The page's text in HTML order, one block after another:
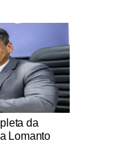
da
Lomanto